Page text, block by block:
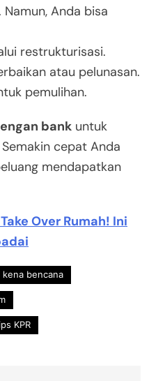
Anda bisa
restrukturisasi.
atau pelunasan.
pemulihan.
bank untuk
cepat Anda
mendapatkan
Over Rumah! Ini
kena bencana
KPR